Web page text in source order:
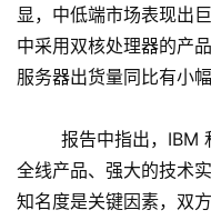
显，中低端市场表现出
中采用双核处理器的产
服务器出货量同比有小幅
报告中指出，IBM 和
全线产品、强大的技术
知名度是关键因素，双